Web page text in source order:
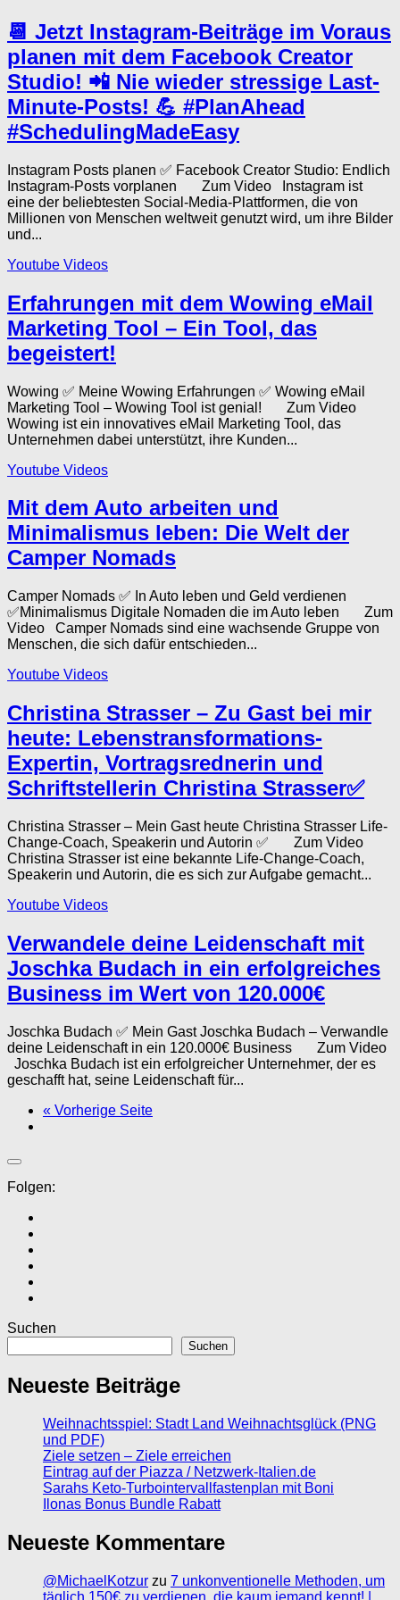
📆 Jetzt Instagram-Beiträge im Voraus
planen mit dem Facebook Creator
Studio! 📲 Nie wieder stressige Last-
Minute-Posts! 💪 #PlanAhead
#SchedulingMadeEasy
Instagram Posts planen ✅ Facebook Creator Studio: Endlich
Instagram-Posts vorplanen Zum Video Instagram ist
eine der beliebtesten Social-Media-Plattformen, die von
Millionen von Menschen weltweit genutzt wird, um ihre Bilder
und...
Youtube Videos
Erfahrungen mit dem Wowing eMail
Marketing Tool – Ein Tool, das
begeistert!
Wowing ✅ Meine Wowing Erfahrungen ✅ Wowing eMail
Marketing Tool – Wowing Tool ist genial! Zum Video
Wowing ist ein innovatives eMail Marketing Tool, das
Unternehmen dabei unterstützt, ihre Kunden...
Youtube Videos
Mit dem Auto arbeiten und
Minimalismus leben: Die Welt der
Camper Nomads
Camper Nomads ✅ In Auto leben und Geld verdienen
✅Minimalismus Digitale Nomaden die im Auto leben Zum
Video Camper Nomads sind eine wachsende Gruppe von
Menschen, die sich dafür entschieden...
Youtube Videos
Christina Strasser – Zu Gast bei mir
heute: Lebenstransformations-
Expertin, Vortragsrednerin und
Schriftstellerin Christina Strasser✅
Christina Strasser – Mein Gast heute Christina Strasser Life-
Change-Coach, Speakerin und Autorin ✅ Zum Video
Christina Strasser ist eine bekannte Life-Change-Coach,
Speakerin und Autorin, die es sich zur Aufgabe gemacht...
Youtube Videos
Verwandele deine Leidenschaft mit
Joschka Budach in ein erfolgreiches
Business im Wert von 120.000€
Joschka Budach ✅ Mein Gast Joschka Budach – Verwandle
deine Leidenschaft in ein 120.000€ Business Zum Video
Joschka Budach ist ein erfolgreicher Unternehmer, der es
geschafft hat, seine Leidenschaft für...
« Vorherige Seite
Folgen:
Suchen
Suchen
Neueste Beiträge
Weihnachtsspiel: Stadt Land Weihnachtsglück (PNG
und PDF)
Ziele setzen – Ziele erreichen
Eintrag auf der Piazza / Netzwerk-Italien.de
Sarahs Keto-Turbointervallfastenplan mit Boni
Ilonas Bonus Bundle Rabatt
Neueste Kommentare
@MichaelKotzur zu 7 unkonventionelle Methoden, um
täglich 150€ zu verdienen, die kaum jemand kennt! |